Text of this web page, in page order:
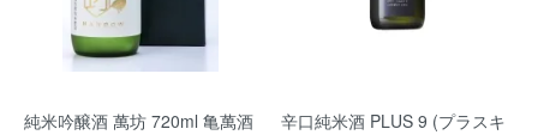
純米吟醸酒 萬坊 720ml 亀萬酒
辛口純米酒 PLUS 9 (プラスキ